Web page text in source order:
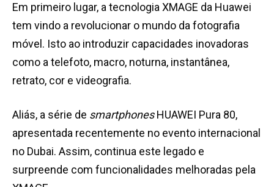
Em primeiro lugar, a tecnologia XMAGE da Huawei
tem vindo a revolucionar o mundo da fotografia
móvel. Isto ao introduzir capacidades inovadoras
como a telefoto, macro, noturna, instantânea,
retrato, cor e videografia.
Aliás, a série de smartphonesHUAWEI Pura 80,
apresentada recentemente no evento internacional
no Dubai. Assim, continua este legado e
surpreende com funcionalidades melhoradas pela